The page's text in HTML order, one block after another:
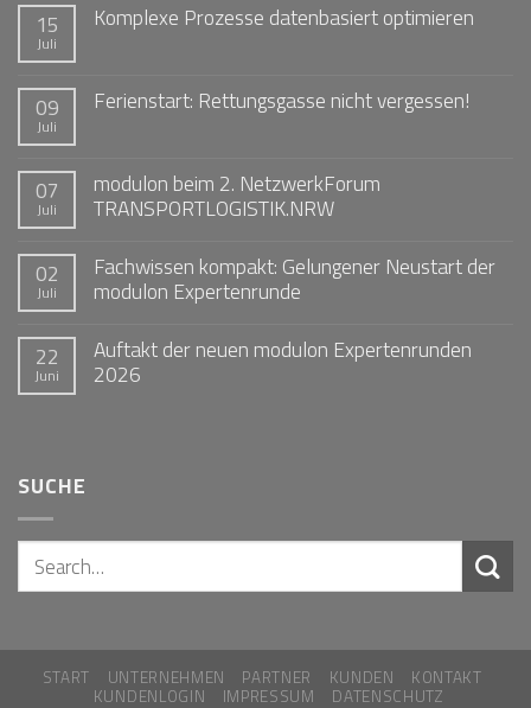
15
Juli
Komplexe Prozesse datenbasiert optimieren
09
Juli
Ferienstart: Rettungsgasse nicht vergessen!
07
Juli
modulon beim 2. NetzwerkForum
TRANSPORTLOGISTIK.NRW
02
Juli
Fachwissen kompakt: Gelungener Neustart der
modulon Expertenrunde
22
Juni
Auftakt der neuen modulon Expertenrunden
2026
SUCHE
START UNTERNEHMEN PARTNER KUNDEN
KONTAKT
KUNDENLOGIN
IMPRESSUM DATENSCHUTZ